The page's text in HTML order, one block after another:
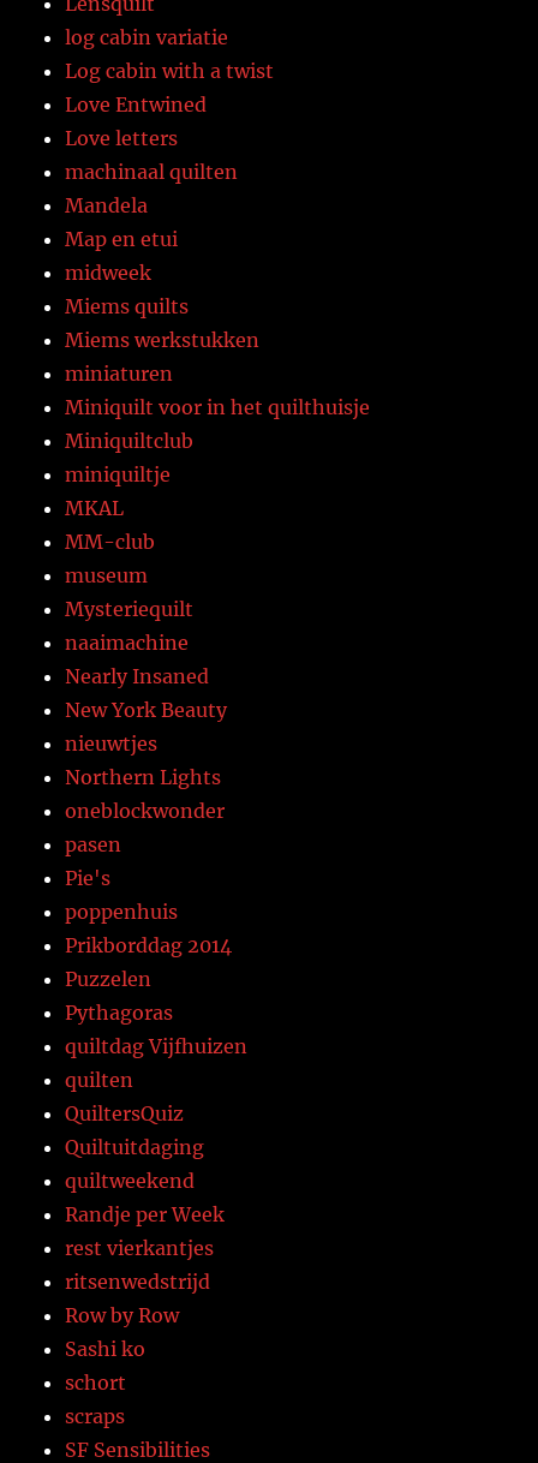
log cabin variatie
Log cabin with a twist
Love Entwined
Love letters
machinaal quilten
Mandela
Map en etui
midweek
Miems quilts
Miems werkstukken
miniaturen
Miniquilt voor in het quilthuisje
Miniquiltclub
miniquiltje
MKAL
MM-club
museum
Mysteriequilt
naaimachine
Nearly Insaned
New York Beauty
nieuwtjes
Northern Lights
oneblockwonder
pasen
Pie's
poppenhuis
Prikborddag 2014
Puzzelen
Pythagoras
quiltdag Vijfhuizen
quilten
QuiltersQuiz
Quiltuitdaging
quiltweekend
Randje per Week
rest vierkantjes
ritsenwedstrijd
Row by Row
Sashi ko
schort
scraps
SF Sensibilities